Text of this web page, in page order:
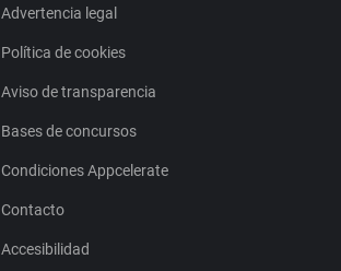
Advertencia legal
Política de cookies
Aviso de transparencia
Bases de concursos
Condiciones Appcelerate
Contacto
Accesibilidad